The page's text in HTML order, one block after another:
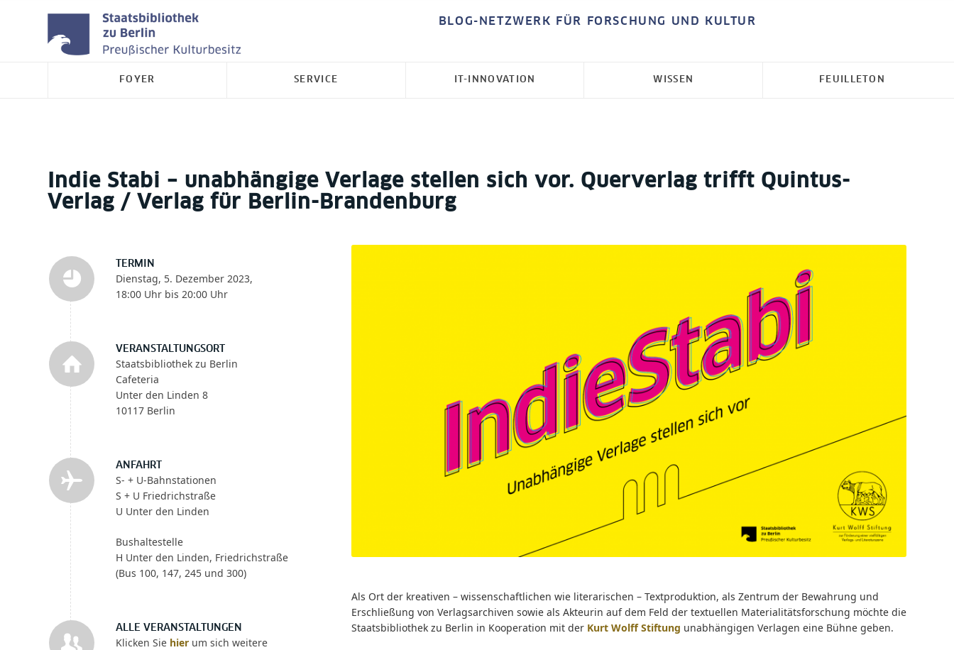
BLOG-NETZWERK FÜR FORSCHUNG UND KULTUR
FOYER SERVICE IT-INNOVATION WISSEN FEUILLETON
Indie Stabi – unabhängige Verlage stellen sich vor. Querverlag trifft Quintus-
Verlag / Verlag für Berlin-Brandenburg
TERMIN
Dienstag, 5. Dezember 2023,
18:00 Uhr bis 20:00 Uhr
VERANSTALTUNGSORT
Staatsbibliothek zu Berlin
Cafeteria
Unter den Linden 8
10117 Berlin
ANFAHRT
S- + U-Bahnstationen
S + U Friedrichstraße
U Unter den Linden
Bushaltestelle
H Unter den Linden, Friedrichstraße
(Bus 100, 147, 245 und 300)
ALLE VERANSTALTUNGEN
Klicken Sie hier um sich weitere
Als Ort der kreativen – wissenschaftlichen wie literarischen – Textproduktion, als Zentrum der Bewahrung und
Erschließung von Verlagsarchiven sowie als Akteurin auf dem Feld der textuellen Materialitätsforschung möchte die
Staatsbibliothek zu Berlin in Kooperation mit der Kurt Wolff Stiftung unabhängigen Verlagen eine Bühne geben.